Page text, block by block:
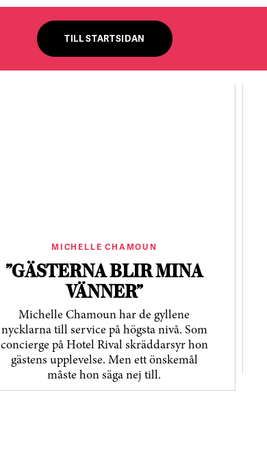
TILL STARTSIDAN
MICHELLE CHAMOUN
”GÄSTERNA BLIR MINA
VÄNNER”
Michelle Chamoun har de gyllene
nycklarna till service på högsta nivå. Som
concierge på Hotel Rival skräddarsyr hon
gästens upp­levelse. Men ett önskemål
måste hon säga nej till.